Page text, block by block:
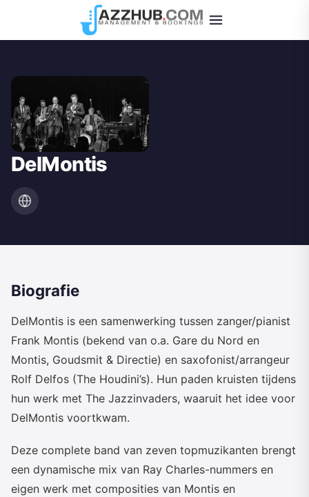
DelMontis
Biografie
DelMontis is een samenwerking tussen zanger/pianist
Frank Montis (bekend van o.a. Gare du Nord en
Montis, Goudsmit & Directie) en saxofonist/arrangeur
Rolf Delfos (The Houdini’s). Hun paden kruisten tijdens
hun werk met The Jazzinvaders, waaruit het idee voor
DelMontis voortkwam.
Deze complete band van zeven topmuzikanten brengt
een dynamische mix van Ray Charles-nummers en
eigen werk met composities van Montis en